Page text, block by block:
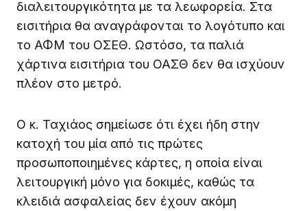
διαλειτουργικότητα με τα λεωφορεία. Στα
εισιτήρια θα αναγράφονται το λογότυπο και
το ΑΦΜ του ΟΣΕΘ. Ωστόσο, τα παλιά
χάρτινα εισιτήρια του ΟΑΣΘ δεν θα ισχύουν
πλέον στο μετρό.
Ο κ. Ταχιάος σημείωσε ότι έχει ήδη στην
κατοχή του μία από τις πρώτες
προσωποποιημένες κάρτες, η οποία είναι
λειτουργική μόνο για δοκιμές, καθώς τα
κλειδιά ασφαλείας δεν έχουν ακόμη